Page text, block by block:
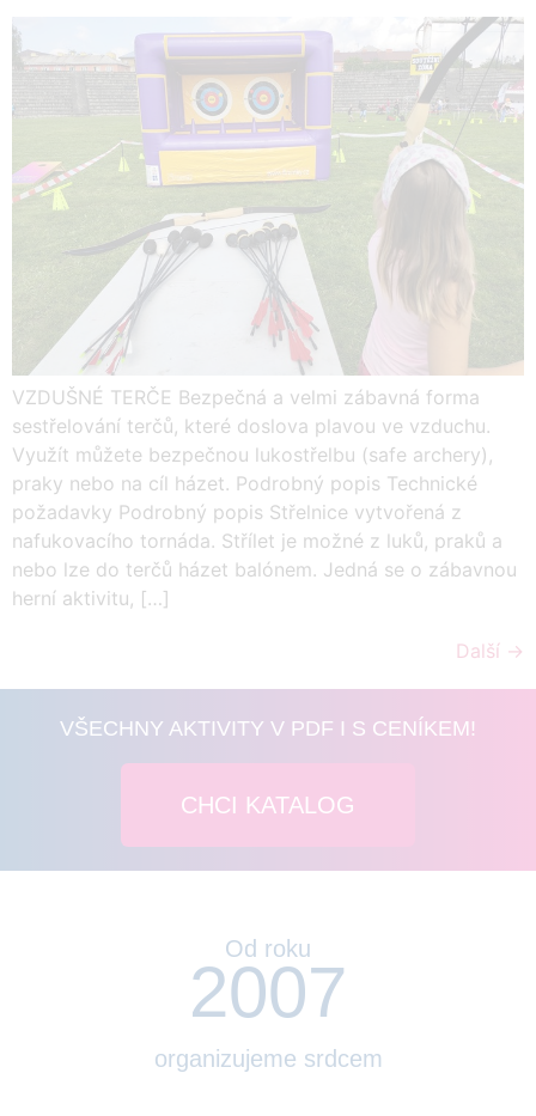
VZDUŠNÉ TERČE Bezpečná a velmi zábavná forma
sestřelování terčů, které doslova plavou ve vzduchu.
Využít můžete bezpečnou lukostřelbu (safe archery),
praky nebo na cíl házet. Podrobný popis Technické
požadavky Podrobný popis Střelnice vytvořená z
nafukovacího tornáda. Střílet je možné z luků, praků a
nebo lze do terčů házet balónem. Jedná se o zábavnou
herní aktivitu, […]
Další →
VŠECHNY AKTIVITY V PDF I S CENÍKEM!
CHCI KATALOG
Od roku
organizujeme srdcem
2007